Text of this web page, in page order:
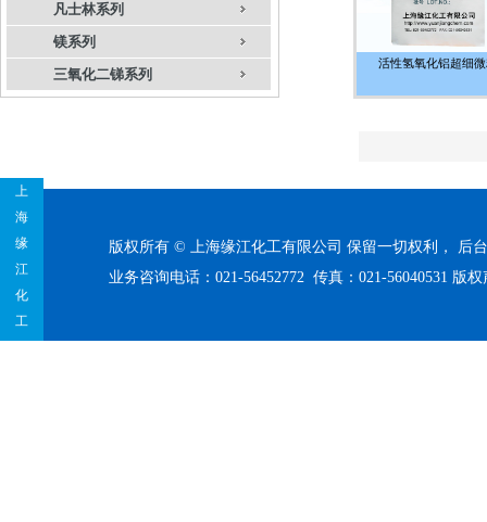
凡士林系列
镁系列
三氧化二锑系列
活性氢氧化铝超细
上
海
缘
江
化
工
版权所有 © 上海缘江化工有限公司 保留一切权利， 后
业务咨询电话：021-56452772 传真：021-56040531 版权